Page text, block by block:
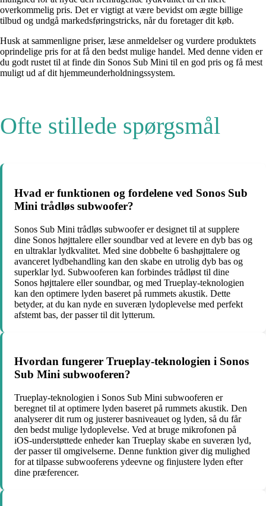
overkommelig pris. Det er vigtigt at være bevidst om ægte billige
tilbud og undgå markedsføringstricks, når du foretager dit køb.
Husk at sammenligne priser, læse anmeldelser og vurdere produktets
oprindelige pris for at få den bedst mulige handel. Med denne viden er
du godt rustet til at finde din Sonos Sub Mini til en god pris og få mest
muligt ud af dit hjemmeunderholdningssystem.
Ofte stillede spørgsmål
Hvad er funktionen og fordelene ved Sonos Sub
Mini trådløs subwoofer?
Sonos Sub Mini trådløs subwoofer er designet til at supplere
dine Sonos højttalere eller soundbar ved at levere en dyb bas og
en ultraklar lydkvalitet. Med sine dobbelte 6 bashøjttalere og
avanceret lydbehandling kan den skabe en utrolig dyb bas og
superklar lyd. Subwooferen kan forbindes trådløst til dine
Sonos højttalere eller soundbar, og med Trueplay-teknologien
kan den optimere lyden baseret på rummets akustik. Dette
betyder, at du kan nyde en suveræn lydoplevelse med perfekt
afstemt bas, der passer til dit lytterum.
Hvordan fungerer Trueplay-teknologien i Sonos
Sub Mini subwooferen?
Trueplay-teknologien i Sonos Sub Mini subwooferen er
beregnet til at optimere lyden baseret på rummets akustik. Den
analyserer dit rum og justerer basniveauet og lyden, så du får
den bedst mulige lydoplevelse. Ved at bruge mikrofonen på
iOS-understøttede enheder kan Trueplay skabe en suveræn lyd,
der passer til omgivelserne. Denne funktion giver dig mulighed
for at tilpasse subwooferens ydeevne og finjustere lyden efter
dine præferencer.